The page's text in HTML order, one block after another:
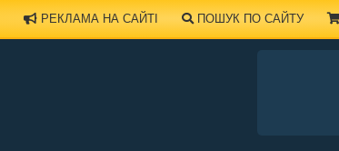
РЕКЛАМА НА САЙТІ ПОШУК ПО САЙТУ